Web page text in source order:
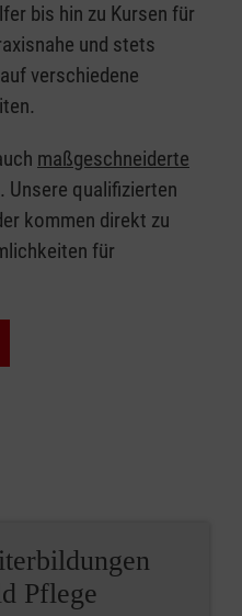
bis hin zu Kursen für
und stets
verschiedene
maßgeschneiderte
Unsere qualifizierten
kommen direkt zu
für
Pflege